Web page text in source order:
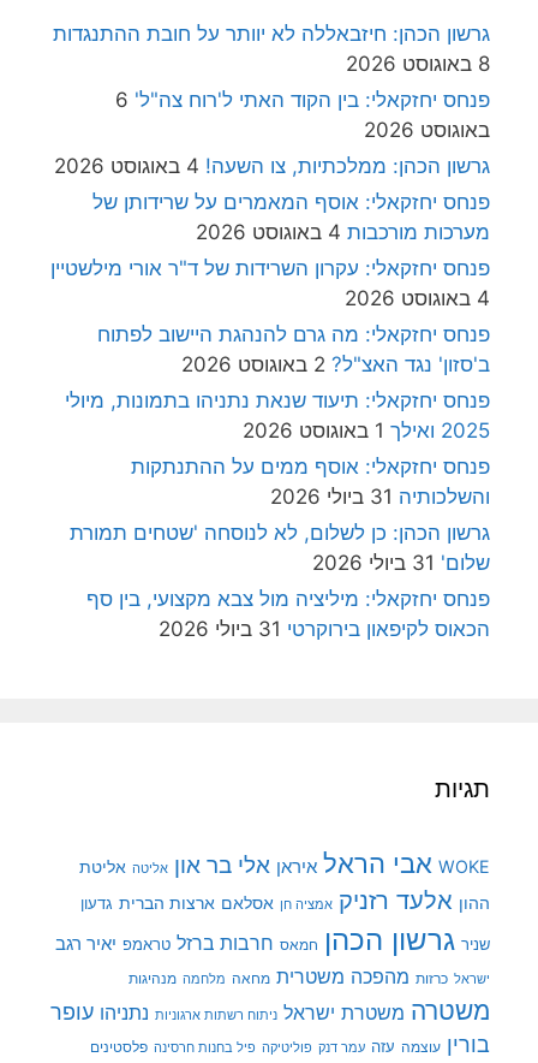
גרשון הכהן: חיזבאללה לא יוותר על חובת ההתנגדות
8 באוגוסט 2026
פנחס יחזקאלי: בין הקוד האתי ל'רוח צה"ל' 6
באוגוסט 2026
גרשון הכהן: ממלכתיות, צו השעה! 4 באוגוסט 2026
פנחס יחזקאלי: אוסף המאמרים על שרידותן של
מערכות מורכבות 4 באוגוסט 2026
פנחס יחזקאלי: עקרון השרידות של ד"ר אורי מילשטיין
4 באוגוסט 2026
פנחס יחזקאלי: מה גרם להנהגת היישוב לפתוח
ב'סזון' נגד האצ"ל? 2 באוגוסט 2026
פנחס יחזקאלי: תיעוד שנאת נתניהו בתמונות, מיולי
2025 ואילך
1 באוגוסט 2026
פנחס יחזקאלי: אוסף ממים על ההתנתקות
והשלכותיה 31 ביולי 2026
גרשון הכהן: כן לשלום, לא לנוסחה 'שטחים תמורת
שלום' 31 ביולי 2026
פנחס יחזקאלי: מיליציה מול צבא מקצועי, בין סף
הכאוס לקיפאון בירוקרטי 31 ביולי 2026
תגיות
WOKE אבי הראל איראן אלי בר און אליטה אליטת
ההון אלעד רזניק אמציה חן אסלאם ארצות הברית גדעון
שניר גרשון הכהן חמאס חרבות ברזל טראמפ יאיר רגב
ישראל כרזות מהפכה משטרית מחאה מלחמה מנהיגות
משטרה משטרת ישראל ניתוח רשתות ארגוניות נתניהו עופר
בורין עוצמה עזה עמר דנק פוליטיקה פיל בחנות חרסינה פלסטינים